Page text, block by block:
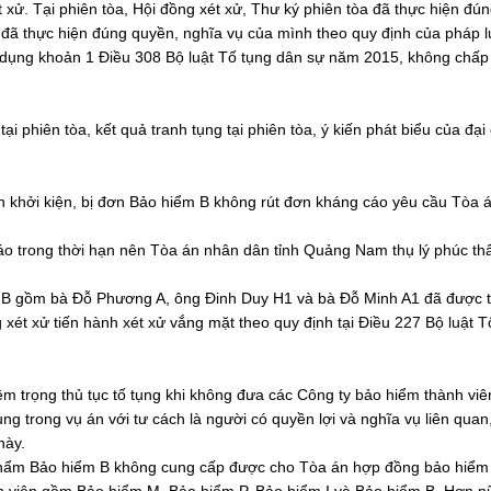
Tại phiên tòa, Hội đồng xét xử, Thư ký phiên tòa đã thực hiện
thực hiện đúng quyền, nghĩa vụ của mình theo quy định của pháp
khoản 1 Điều 308 Bộ luật Tố tụng dân sự năm 2015, không
phiên tòa, kết quả tranh tụng tại phiên tòa, ý kiến phát biểu của đại
kiện, bị đơn Bảo hiểm B không rút đơn kháng cáo yêu cầu Tòa
trong thời hạn nên Tòa án nhân dân tỉnh Quảng Nam thụ lý phúc
gồm bà Đỗ Phương A, ông Đinh Duy H1 và bà Đỗ Minh A1 đã được
xử tiến hành xét xử vắng mặt theo quy định tại Điều 227 Bộ luật
trọng thủ tục tố tụng khi không đưa các Công ty bảo hiểm thành
trong vụ án với tư cách là người có quyền lợi và nghĩa vụ liên
Bảo hiểm B không cung cấp được cho Tòa án hợp đồng bảo